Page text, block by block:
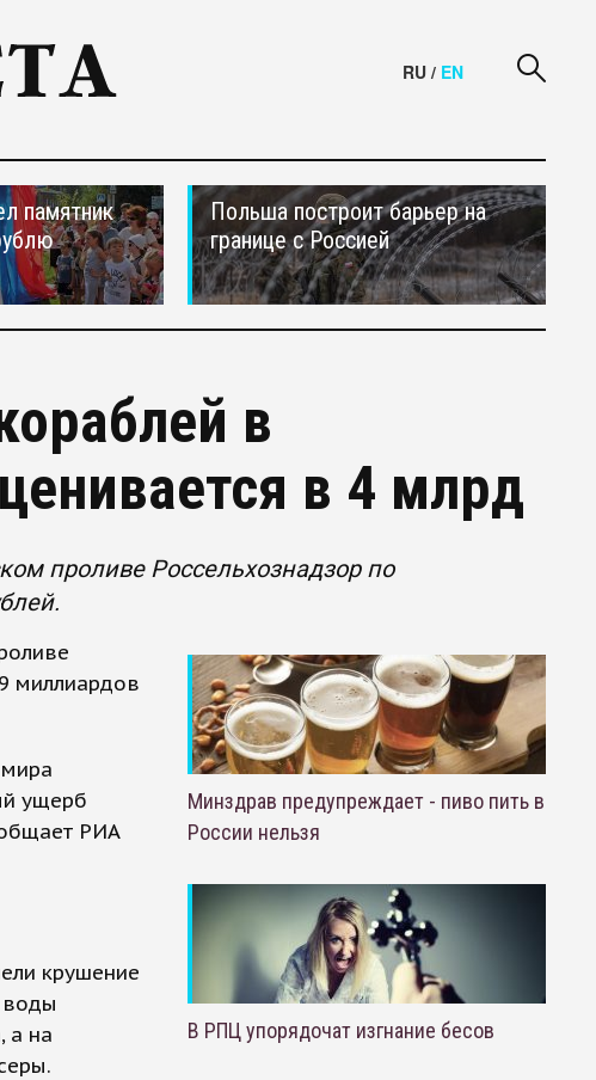
RU / EN
памятник
Польша построит барьер на
границе с Россией
в
в 4 млрд
проливе Россельхознадзор по
миллиардов
ущерб
РИА
крушение
воды
а на
Минздрав предупреждает - пиво пить в
России нельзя
В РПЦ упорядочат изгнание бесов